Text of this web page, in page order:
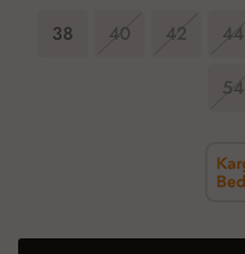
38 40 42 44
54